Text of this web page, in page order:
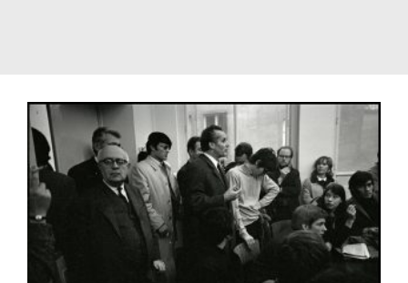
Cultura
Diccionario portátil de la literatura chilena
Documentos
Fragmentos
Gran reserva